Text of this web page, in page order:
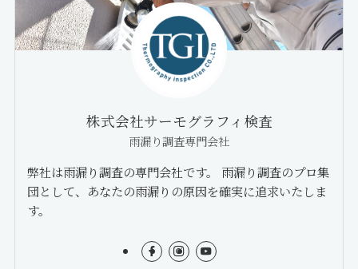
株式会社サーモグラフィ検査
雨漏り調査専門会社
弊社は雨漏り調査の専門会社です。 雨漏り調査のプロ集
団として、あなたの雨漏りの原因を確実に追求いたしま
す。